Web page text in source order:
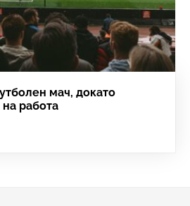
мач, докато
на работа